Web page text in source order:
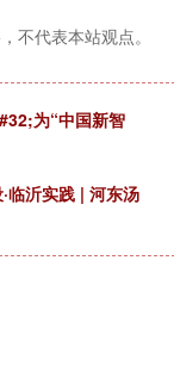
不代表本站观点。
为“中国新智
临沂实践 | 河东汤